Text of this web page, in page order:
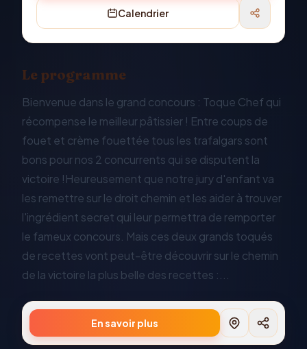
Calendrier
Le programme
Bienvenue dans le grand concours : Toque Chef qui
récompense le meilleur pâtissier ! Entre coups de
fouet et crème fouettée tous les trafalgars sont
bons pour nos 2 concurrents qui se disputent la
victoire !Heureusement que notre jury d'enfant va
les remettre sur le droit chemin et les aider à trouver
l'ingrédient secret qui leur permettra de remporter
le fameux concours. Mais ces deux grands toqués
de recettes vont peut-être découvrir sur le chemin
de la victoire la plus belle des recettes :...
En savoir plus